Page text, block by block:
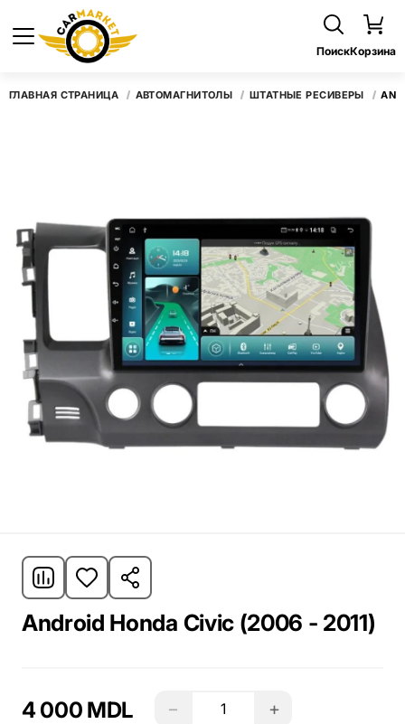
ПоискКорзина
ГЛАВНАЯ СТРАНИЦА АВТОМАГНИТОЛЫ ШТАТНЫЕ РЕСИВЕРЫ
Android Honda Civic (2006 - 2011)
4 000 MDL − +